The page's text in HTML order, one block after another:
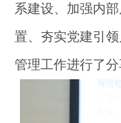
系建设、加强内
置、夯实党建引
管理工作进行了分